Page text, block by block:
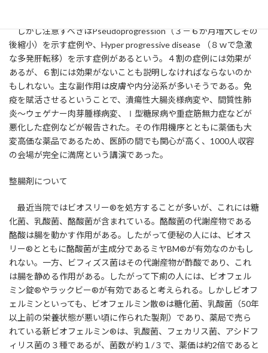
しかし注意すべきはPseudoprogression（３－６か月増大しその
後縮小）を示す症例や、Hyper progressive disease （８ｗで急激
な多発肝転移）を示す症例があるという。４割の症例には効果が
あるが、６割には効果がないことも説明しなければならないのか
もしれない。主な副作用は皮膚や内分泌系が多いそうである。免
疫を賦活させるということで、潰瘍性大腸炎様病変や、間質性肺
炎～ウェゲナー肉芽腫様病変、Ⅰ型糖尿病や重症筋無力症などが
悪化した症例などが報告された。その作用機序とともに薬価も大
変高価な薬品であるため、医師の間でも関心が高く、1000人収容
の会場が完全に満席という講演であった。
整腸剤について
最近当院ではビオスリー®を処方することが多いが、これには糖
化菌、乳酸菌、酪酸菌が含まれている。酪酸菌の代謝産物である
酪酸は腸を動かす作用がある。したがって便秘の人には、ビオス
リー®とともに酪酸菌が主成分であるミヤBM®が有効なのかもし
れない。一方、ビフィズス菌はその代謝産物が酢酸であり、これ
は腸を静める作用がある。したがって下痢の人には、ビオフェル
ミン錠®やラックビー®が有効であると考えられる。しかしビオフ
ェルミンといっても、ビオフェルミン散®は糖化菌、乳酸菌（50年
以上前の栄養状態が悪い頃に作られた製剤）であり、薬局で売ら
れている新ビオフェルミン®は、乳酸菌、フェカリス菌、アシドフ
ィリス菌の３種であるが、菌数が約１/３で、薬価は約2倍であると